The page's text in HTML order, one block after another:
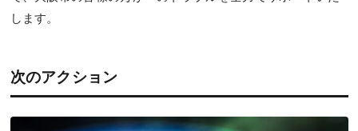
します。
次のアクション